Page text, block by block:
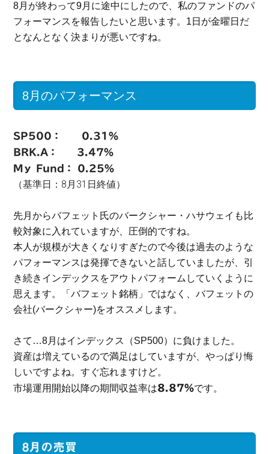
8月が終わって9月に途中にしたので、私のファンドのパ
フォーマンスを報告したいと思います。1日が金曜日だ
となんとなく決まりが悪いですね。
8月のパフォーマンス
SP500： 0.31％
BRK.A： 3.47％
Mｙ Fund： 0.25％
（基準日：8月31日終値）
先月からバフェット氏のバークシャー・ハサウェイも比
較対象に入れていますが、圧倒的ですね。
本人が規模が大きくなりすぎたので今後は過去のような
パフォーマンスは発揮できないと話していましたが、引
き続きインデックスをアウトパフォームしていくように
思えます。「バフェット銘柄」ではなく、バフェットの
会社(バークシャー)をオススメします。
さて…8月はインデックス（SP500）に負けました。
資産は増えているので満足はしていますが、やっぱり悔
しいですよね。すぐ忘れますけど。
市場運用開始以降の期間収益率は8.87％です。
8月の売買